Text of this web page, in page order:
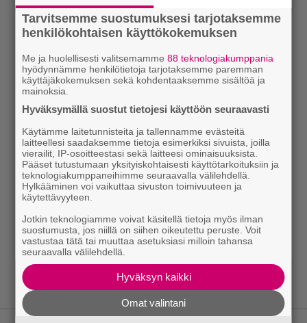
Tarvitsemme suostumuksesi tarjotaksemme
henkilökohtaisen käyttökokemuksen
Me ja huolellisesti valitsemamme88 teknologiakumppania
hyödynnämme henkilötietoja tarjotaksemme paremman
käyttäjäkokemuksen sekä kohdentaaksemme sisältöä ja
mainoksia.
Hyväksymällä suostut tietojesi käyttöön seuraavasti
Käytämme laitetunnisteita ja tallennamme evästeitä
laitteellesi saadaksemme tietoja esimerkiksi sivuista, joilla
vierailit, IP-osoitteestasi sekä laitteesi ominaisuuksista.
Pääset tutustumaan yksityiskohtaisesti käyttötarkoituksiin ja
teknologiakumppaneihimme seuraavalla välilehdellä.
Hylkääminen voi vaikuttaa sivuston toimivuuteen ja
käytettävyyteen.
Jotkin teknologiamme voivat käsitellä tietoja myös ilman
suostumusta, jos niillä on siihen oikeutettu peruste. Voit
vastustaa tätä tai muuttaa asetuksiasi milloin tahansa
seuraavalla välilehdellä.
Hyväksyn kaikki
Omat valintani